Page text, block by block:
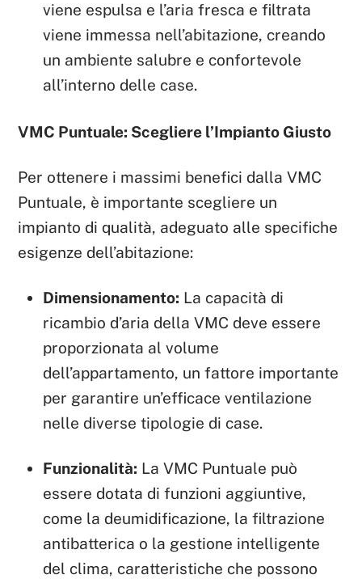
viene espulsa e l’aria fresca e filtrata
viene immessa nell’abitazione, creando
un ambiente salubre e confortevole
all’interno delle case.
VMC Puntuale: Scegliere l’Impianto Giusto
Per ottenere i massimi benefici dalla VMC
Puntuale, è importante scegliere un
impianto di qualità, adeguato alle specifiche
esigenze dell’abitazione:
Dimensionamento: La capacità di
ricambio d’aria della VMC deve essere
proporzionata al volume
dell’appartamento, un fattore importante
per garantire un’efficace ventilazione
nelle diverse tipologie di case.
Funzionalità: La VMC Puntuale può
essere dotata di funzioni aggiuntive,
come la deumidificazione, la filtrazione
antibatterica o la gestione intelligente
del clima, caratteristiche che possono